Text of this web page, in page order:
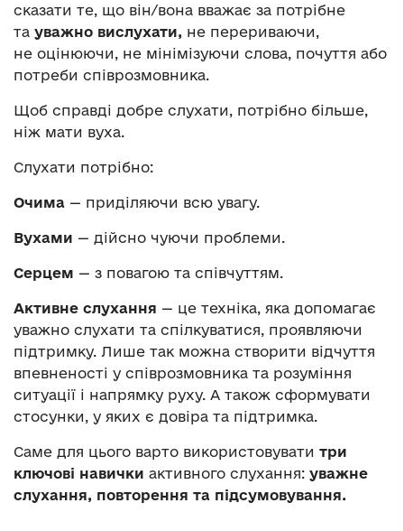
сказати те, що він/вона вважає за потрібне
та уважно вислухати, не перериваючи,
не оцінюючи, не мінімізуючи слова, почуття або
потреби співрозмовника.
Щоб справді добре слухати, потрібно більше,
ніж мати вуха.
Слухати потрібно:
Очима — приділяючи всю увагу.
Вухами — дійсно чуючи проблеми.
Серцем — з повагою та співчуттям.
Активне слухання — це техніка, яка допомагає
уважно слухати та спілкуватися, проявляючи
підтримку. Лише так можна створити відчуття
впевненості у співрозмовника та розуміння
ситуації і напрямку руху. А також сформувати
стосунки, у яких є довіра та підтримка.
Саме для цього варто використовувати три
ключові навички активного слухання: уважне
слухання, повторення та підсумовування.